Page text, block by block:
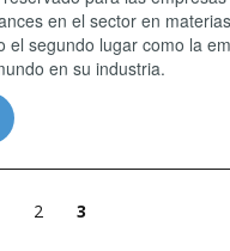
en el sector en
el segundo lugar como la
en su industria.
2 3